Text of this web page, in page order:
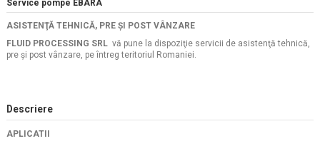
Service pompe EBARA
ASISTENŢĂ TEHNICĂ, PRE ŞI POST VÂNZARE
FLUID PROCESSING SRL vă pune la dispoziţie servicii de asistenţă tehnică,
pre şi post vânzare, pe întreg teritoriul Romaniei.
Descriere
APLICATII